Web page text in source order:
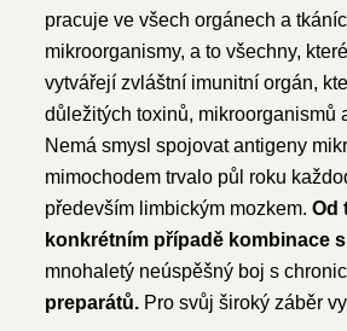
pracuje ve všech orgánech a
mikroorganismy, a to všechny,
vytvářejí zvláštní imunitní orgán,
důležitých toxinů, mikroorganismů
Nemá smysl spojovat antigeny
mimochodem trvalo půl roku
především limbickým mozkem. Od
konkrétním případě kombinace
mnohaletý neúspěšný boj s
preparátů. Pro svůj široký záběr